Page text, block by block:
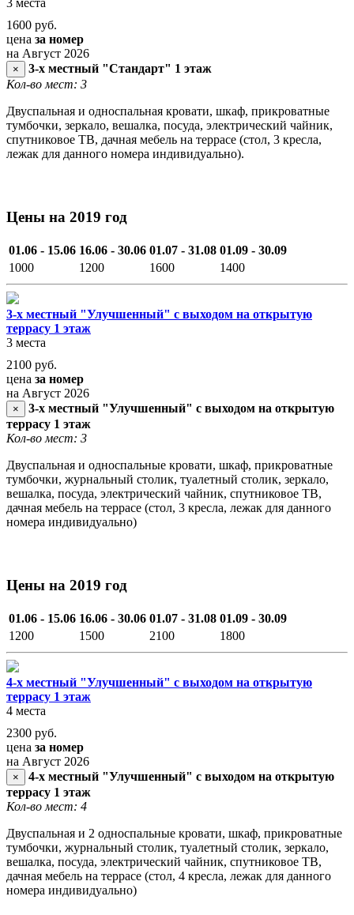
3 места
1600 руб.
цена за номер
на Август 2026
×
3-х местный "Стандарт" 1 этаж
Кол-во мест: 3
Двуспальная и односпальная кровати, шкаф, прикроватные
тумбочки, зеркало, вешалка, посуда, электрический чайник,
спутниковое ТВ, дачная мебель на террасе (стол, 3 кресла,
лежак для данного номера индивидуально).
Цены на 2019 год
01.06 - 15.06 16.06 - 30.06 01.07 - 31.08 01.09 - 30.09
1000
1200 1600 1400
3-х местный "Улучшенный" с выходом на открытую
террасу 1 этаж
3 места
2100 руб.
цена за номер
на Август 2026
×
3-х местный "Улучшенный" с выходом на открытую
террасу 1 этаж
Кол-во мест: 3
Двуспальная и односпальные кровати, шкаф, прикроватные
тумбочки, журнальный столик, туалетный столик, зеркало,
вешалка, посуда, электрический чайник, спутниковое ТВ,
дачная мебель на террасе (стол, 3 кресла, лежак для данного
номера индивидуально)
Цены на 2019 год
01.06 - 15.06 16.06 - 30.06 01.07 - 31.08 01.09 - 30.09
1200
1500 2100 1800
4-х местный "Улучшенный" с выходом на открытую
террасу 1 этаж
4 места
2300 руб.
цена за номер
на Август 2026
×
4-х местный "Улучшенный" с выходом на открытую
террасу 1 этаж
Кол-во мест: 4
Двуспальная и 2 односпальные кровати, шкаф, прикроватные
тумбочки, журнальный столик, туалетный столик, зеркало,
вешалка, посуда, электрический чайник, спутниковое ТВ,
дачная мебель на террасе (стол, 4 кресла, лежак для данного
номера индивидуально)